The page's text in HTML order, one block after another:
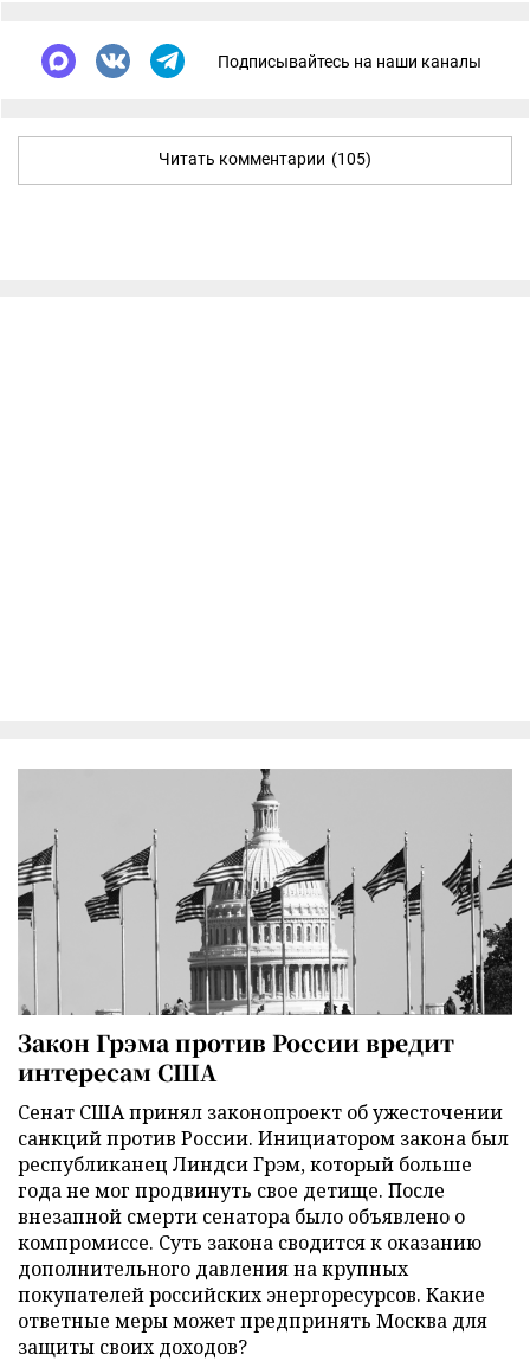
Подписывайтесь на наши каналы
Читать комментарии (105)
Закон Грэма против России вредит
интересам США
Сенат США принял законопроект об ужесточении
санкций против России. Инициатором закона был
республиканец Линдси Грэм, который больше
года не мог продвинуть свое детище. После
внезапной смерти сенатора было объявлено о
компромиссе. Суть закона сводится к оказанию
дополнительного давления на крупных
покупателей российских энергоресурсов. Какие
ответные меры может предпринять Москва для
защиты своих доходов?